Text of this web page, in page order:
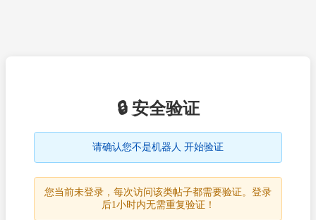
🔒 安全验证
请确认您不是机器人 开始验证
您当前未登录，每次访问该类帖子都需要验证。登录
后1小时内无需重复验证！